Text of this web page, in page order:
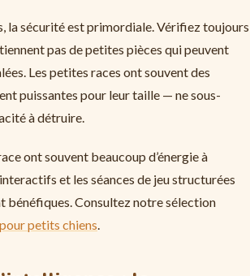
la sécurité est primordiale. Vérifiez toujours
pas de petites pièces qui peuvent
Les petites races ont souvent des
puissantes pour leur taille — ne sous-
à détruire.
ont souvent beaucoup d’énergie à
et les séances de jeu structurées
bénéfiques. Consultez notre sélection
petits chiens.